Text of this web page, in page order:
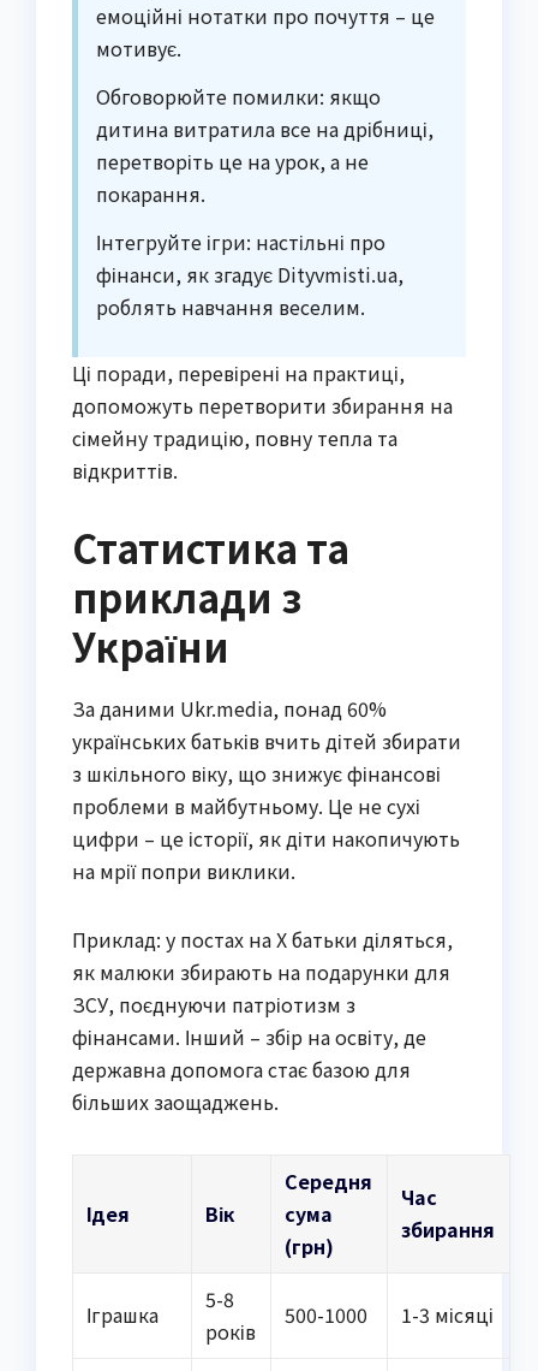
емоційні нотатки про почуття – це
мотивує.
Обговорюйте помилки: якщо
дитина витратила все на дрібниці,
перетворіть це на урок, а не
покарання.
Інтегруйте ігри: настільні про
фінанси, як згадує Dityvmisti.ua,
роблять навчання веселим.
Ці поради, перевірені на практиці,
допоможуть перетворити збирання на
сімейну традицію, повну тепла та
відкриттів.
Статистика та
приклади з
України
За даними Ukr.media, понад 60%
українських батьків вчить дітей збирати
з шкільного віку, що знижує фінансові
проблеми в майбутньому. Це не сухі
цифри – це історії, як діти накопичують
на мрії попри виклики.
Приклад: у постах на X батьки діляться,
як малюки збирають на подарунки для
ЗСУ, поєднуючи патріотизм з
фінансами. Інший – збір на освіту, де
державна допомога стає базою для
більших заощаджень.
Ідея Вік
Середня
сума
(грн)
Час
збирання
Іграшка
5-8
років
500-1000 1-3 місяці